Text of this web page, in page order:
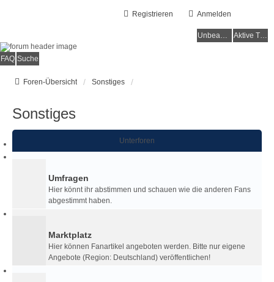
Anmelden
Registrieren
Unbeantwortete Themen Aktive Themen
FAQ Suche
Foren-Übersicht Sonstiges
Sonstiges
Unterforen
Umfragen
Hier könnt ihr abstimmen und schauen wie die anderen Fans
abgestimmt haben.
Marktplatz
Hier können Fanartikel angeboten werden. Bitte nur eigene
Angebote (Region: Deutschland) veröffentlichen!